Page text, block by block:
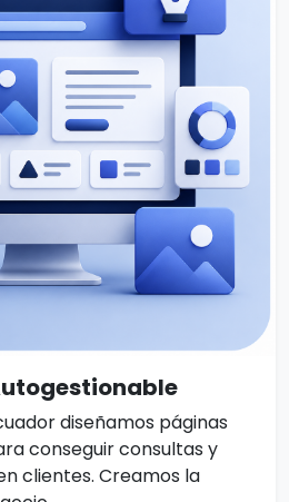
diseñamos páginas
conseguir consultas y
clientes. Creamos la